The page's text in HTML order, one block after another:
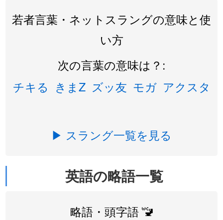
若者言葉・ネットスラングの意味と使
い方
次の言葉の意味は？:
チキる きまZ ズッ友 モガ アクスタ
▶ スラング一覧を見る
英語の略語一覧
略語・頭字語 🚾